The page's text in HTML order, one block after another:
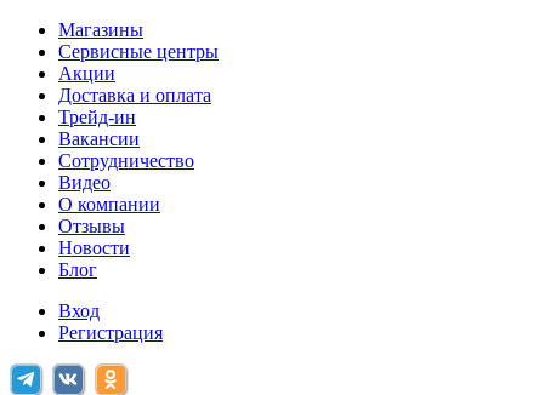
Магазины
Сервисные центры
Акции
Доставка и оплата
Трейд-ин
Вакансии
Сотрудничество
Видео
О компании
Отзывы
Новости
Блог
Вход
Регистрация